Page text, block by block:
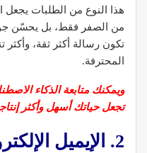
هذا النوع من الطلبات يجعل
من الصفر فقط، بل يحسّن
تكون رسالة أكثر ثقة،
المحترفة.
ويمكنك متابعة الذكاء
تجعل حياتك أسهل وأكثر
2. الإيميل الإلكتروني